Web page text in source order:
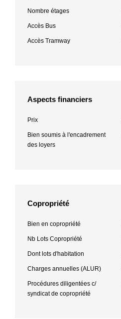
Nombre étages
Accès Bus
Accès Tramway
Aspects financiers
Prix
Bien soumis à l'encadrement
des loyers
Copropriété
Bien en copropriété
Nb Lots Copropriété
Dont lots d'habitation
Charges annuelles (ALUR)
Procédures diligentées c/
syndicat de copropriété